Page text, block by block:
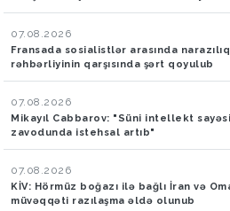
07.08.2026
Fransada sosialistlər arasında
rəhbərliyinin qarşısında şərt qoyulub
07.08.2026
Mikayıl Cabbarov: "Süni intellekt
zavodunda istehsal artıb"
07.08.2026
KİV: Hörmüz boğazı ilə bağlı İran və
müvəqqəti razılaşma əldə olunub